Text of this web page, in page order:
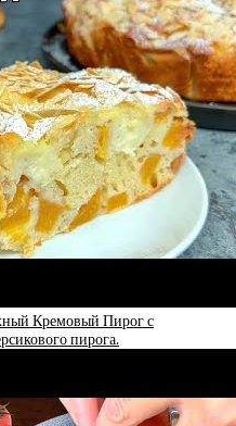
Кремовый Пирог с
пирога.